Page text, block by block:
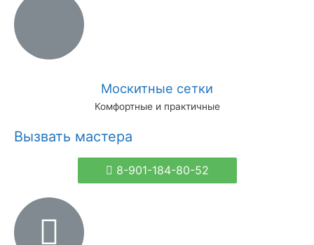
Москитные сетки
Комфортные и практичные
Вызвать мастера
8-901-184-80-52